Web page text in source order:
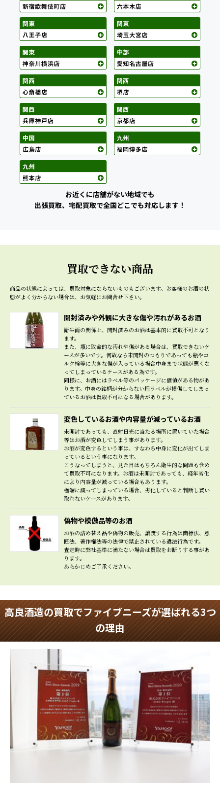
お近くに店舗がない地域でも
出張買取、宅配買取で全国どこでも対応します！
買取できない商品
商品の状態によっては、買取対象にならないものもございます。 お客様のお酒の状
態がよく分からない場合は、お気軽にお問合せ下さい。
開封済みや外観に大きな傷や汚れがあるお酒
衛生面の関係上、開封済みのお酒は基本的に買取不可となり
ます。
また、瓶に致命的な汚れや傷がある場合は、買取できないケ
ースが多いです。何故なら未開封のつもりであっても瓶やコ
ルク栓等に大きな傷が入っている場合中身まで状態が悪くな
ってしまっているケースがある為です。
同様に、お酒にはラベル等のパッケージに価値がある物があ
ります。中身の銘柄が分からない程ラベルが損傷してしまっ
ているお酒は買取不可になる場合があります。
変色しているお酒や内容量が減っているお酒
未開封であっても、直射日光に当たる場所に置いていた場合
等はお酒が変色してしまう事があります。
お酒が変色するという事は、すなわち中身に変化が出てしま
っているという事になります。
こうなってしまうと、見た目はもちろん衛生的な問題も含め
て買取不可になります。お酒は未開封であっても、経年劣化
により内容量が減っている場合もあります。
極端に減ってしまっている場合、劣化していると判断し買い
取れないケースがあります。
偽物や模倣品等のお酒
お酒の詰め替え品や偽物の販売、譲渡する行為は商標法、意
匠法、著作権法等の法律で禁止されている違法行為です。
査定時に弊社基準に満たない場合は買取をお断りする事があ
ります。
あらかじめご了承ください。
高良酒造の買取でファイブニーズが選ばれる3つ
の理由